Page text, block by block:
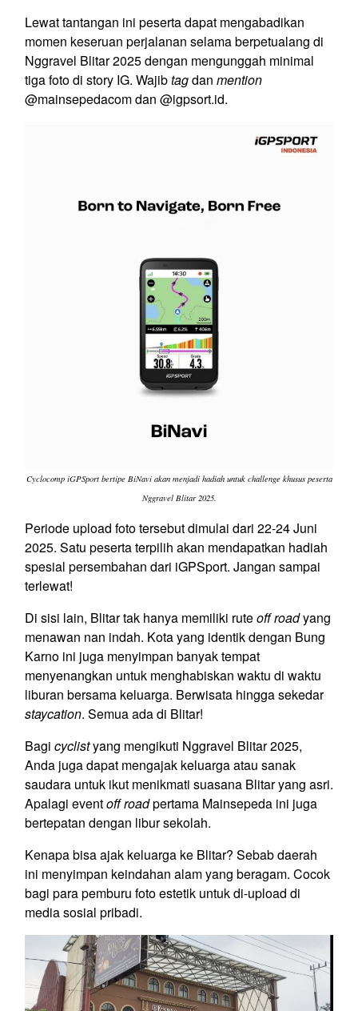
Lewat tantangan ini peserta dapat mengabadikan
momen keseruan perjalanan selama berpetualang di
Nggravel Blitar 2025 dengan mengunggah minimal
tiga foto di story IG. Wajibtagdan mention
@mainsepedacom dan @igpsort.id.
Cyclocomp iGPSport bertipe BiNavi akan menjadi hadiah untuk challenge khusus peserta
Nggravel Blitar 2025.
Periode upload foto tersebut dimulai dari 22-24 Juni
2025. Satu peserta terpilih akan mendapatkan hadiah
spesial persembahan dari iGPSport. Jangan sampai
terlewat!
Di sisi lain, Blitar tak hanya memiliki ruteoff roadyang
menawan nan indah. Kota yang identik dengan Bung
Karno ini juga menyimpan banyak tempat
menyenangkan untuk menghabiskan waktu di waktu
liburan bersama keluarga. Berwisata hingga sekedar
staycation. Semua ada di Blitar!
Bagi cyclistyang mengikuti Nggravel Blitar 2025,
Anda juga dapat mengajak keluarga atau sanak
saudara untuk ikut menikmati suasana Blitar yang asri.
Apalagi eventoff roadpertama Mainsepeda ini juga
bertepatan dengan libur sekolah.
Kenapa bisa ajak keluarga ke Blitar? Sebab daerah
ini menyimpan keindahan alam yang beragam. Cocok
bagi para pemburu foto estetik untuk di-upload di
media sosial pribadi.